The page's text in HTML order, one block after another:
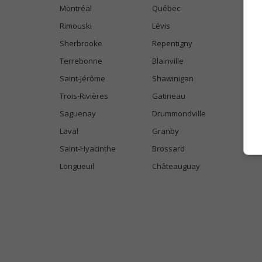
Montréal
Québec
Rimouski
Lévis
Sherbrooke
Repentigny
Terrebonne
Blainville
Saint-Jérôme
Shawinigan
Trois-Rivières
Gatineau
Saguenay
Drummondville
Laval
Granby
Saint-Hyacinthe
Brossard
Longueuil
Châteauguay